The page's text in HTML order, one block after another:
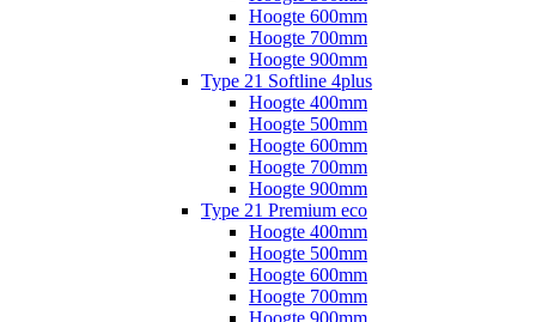
Hoogte 600mm
Hoogte 700mm
Hoogte 900mm
Type 21 Softline 4plus
Hoogte 400mm
Hoogte 500mm
Hoogte 600mm
Hoogte 700mm
Hoogte 900mm
Type 21 Premium eco
Hoogte 400mm
Hoogte 500mm
Hoogte 600mm
Hoogte 700mm
Hoogte 900mm